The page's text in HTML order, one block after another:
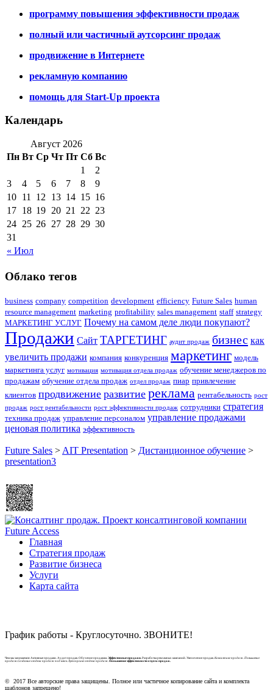
программу повышения эффективности продаж
полный или частичный аутсорсинг продаж
продвижение в Интернете
рекламную компанию
помощь для Start-Up проекта
Календарь
Август 2026
Пн Вт Ср Чт Пт Сб Вс
« Июл
1
2
3
4 5 6 7 8
9
10 11 12 13 14 15 16
17 18 19 20 21 22 23
24 25 26 27 28 29 30
31
Облако тегов
business company competition development efficiency Future Sales human
resource management marketing profitability sales management staff strategy
МАРКЕТИНГ УСЛУГ Почему на самом деле люди покупают?
Продажи Сайт ТАРГЕТИНГ аудит продаж бизнес как
увеличить продажи компания конкуренция маркетинг модель
маркетинга услуг мотивация мотивация отдела продаж обучение менеджеров по
продажам обучение отдела продаж отдел продаж пиар привлечение
клиентов продвижение развитие реклама рентабельность рост
продаж рост рентабельности рост эффективности продаж сотрудники стратегия
техника продаж управление персоналом управление продажами
ценовая политика эффективность
Future Sales > AIT Presentation > Дистанционное обучение >
presentation3
Главная
Стратегия продаж
Развитие бизнеса
Услуги
Карта сайта
График работы - Круглосуточно. ЗВОНИТЕ!
Чем мы занимаемся: Активные продажи. Аудит продаж. Обучение продажам. Эффективные продажи. Разработка рекламных кампаний. Увеличение продаж. Консалтинг продаж. Повышение
продаж.Создание отдела продаж под ключ. Аутсорсинг отдела продаж.
Повышение эффективности отдела продаж.
© 2017 Все авторские права защищены. Полное или частичное копирование сайта и комплекта
шаблонов запрещено!